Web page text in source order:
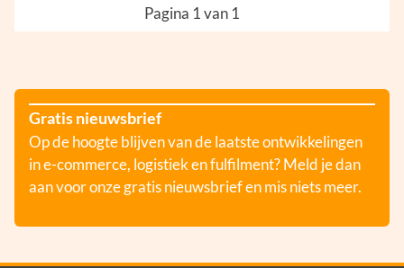
Pagina 1 van 1
Gratis nieuwsbrief
Op de hoogte blijven van de laatste ontwikkelingen
in e-commerce, logistiek en fulfilment? Meld je dan
aan voor onze gratis nieuwsbrief en mis niets meer.